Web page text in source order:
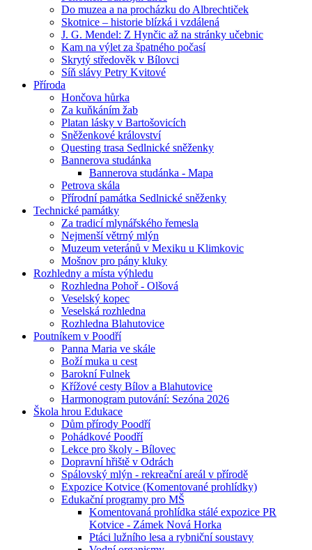
Do muzea a na procházku do Albrechtiček
Skotnice – historie blízká i vzdálená
J. G. Mendel: Z Hynčic až na stránky učebnic
Kam na výlet za špatného počasí
Skrytý středověk v Bílovci
Síň slávy Petry Kvitové
Příroda
Hončova hůrka
Za kuňkáním žab
Platan lásky v Bartošovicích
Sněženkové království
Questing trasa Sedlnické sněženky
Bannerova studánka
Bannerova studánka - Mapa
Petrova skála
Přírodní památka Sedlnické sněženky
Technické památky
Za tradicí mlynářského řemesla
Nejmenší větrný mlýn
Muzeum veteránů v Mexiku u Klimkovic
Mošnov pro pány kluky
Rozhledny a místa výhledu
Rozhledna Pohoř - Olšová
Veselský kopec
Veselská rozhledna
Rozhledna Blahutovice
Poutníkem v Poodří
Panna Maria ve skále
Boží muka u cest
Barokní Fulnek
Křížové cesty Bílov a Blahutovice
Harmonogram putování: Sezóna 2026
Škola hrou Edukace
Dům přírody Poodří
Pohádkové Poodří
Lekce pro školy - Bílovec
Dopravní hřiště v Odrách
Spálovský mlýn - rekreační areál v přírodě
Expozice Kotvice (Komentované prohlídky)
Edukační programy pro MŠ
Komentovaná prohlídka stálé expozice PR
Kotvice - Zámek Nová Horka
Ptáci lužního lesa a rybniční soustavy